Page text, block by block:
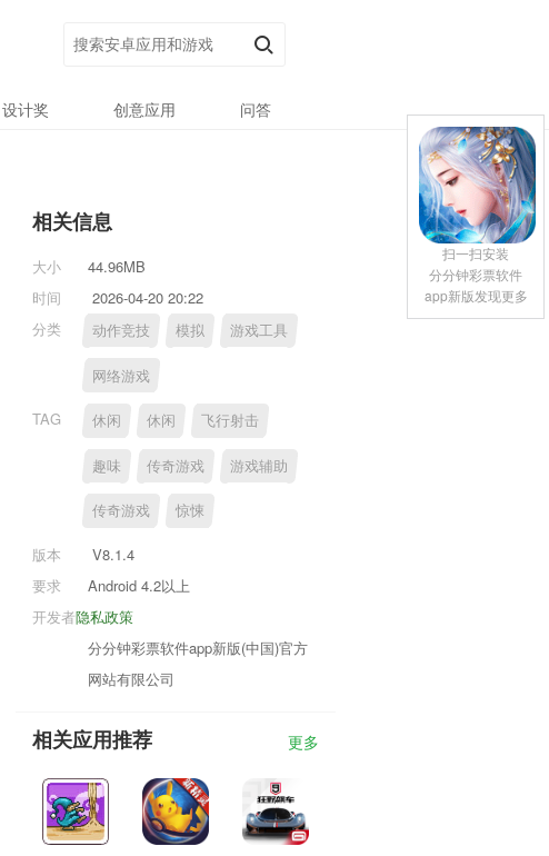
设计奖 创意应用 问答
相关信息
大小
44.96MB
时间
2026-04-20 20:22
分类
动作竞技 模拟 游戏工具
网络游戏
TAG 休闲 休闲 飞行射击
趣味 传奇游戏 游戏辅助
传奇游戏 惊悚
版本
V8.1.4
要求
Android 4.2以上
隐私政策
开发者
分分钟彩票软件app新版(中国)官方
网站有限公司
相关应用推荐 更多
扫一扫安装
分分钟彩票软件
app新版发现更多